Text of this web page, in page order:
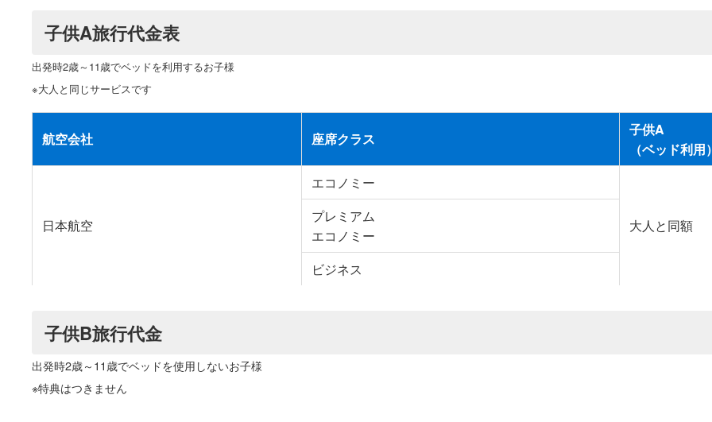
子供A旅行代金表
出発時2歳～11歳でベッドを利用するお子様
※大人と同じサービスです
航空会社 座席クラス
子供A
（ベッド利用
日本航空
エコノミー
大人と同額
プレミアム
エコノミー
ビジネス
子供B旅行代金
出発時2歳～11歳でベッドを使用しないお子様
※特典はつきません